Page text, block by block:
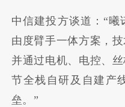
中信建投方谈道：“曦
由度臂手一体方案，
并通过电机、电控、
节全栈自研及自建产
垒。”